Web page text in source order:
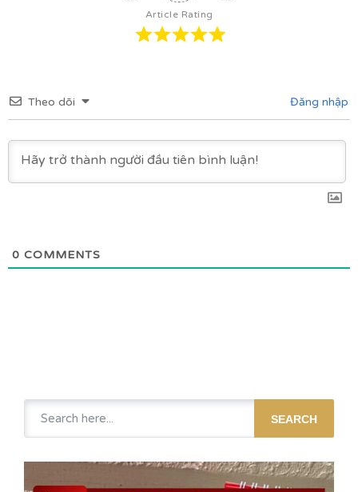
Article Rating
Theo dõi Đăng nhập
0 COMMENTS
SEARCH